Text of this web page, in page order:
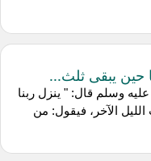
حين يبقى ثلث...
وسلم قال: " ينزل ربنا
الآخر، فيقول: من